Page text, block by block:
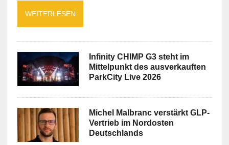
WEITERLESEN
Infinity CHIMP G3 steht im
Mittelpunkt des ausverkauften
ParkCity Live 2026
Michel Malbranc verstärkt GLP-
Vertrieb im Nordosten
Deutschlands